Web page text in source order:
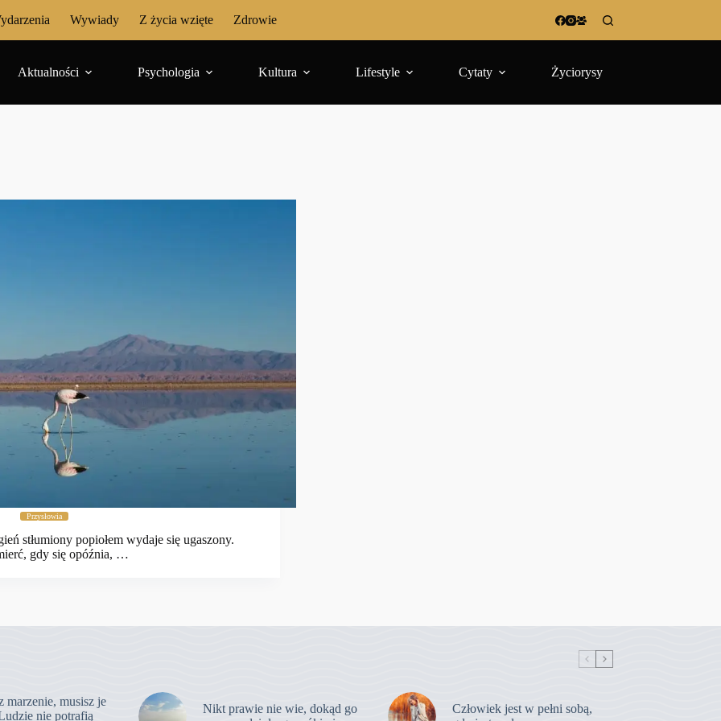
Wywiady Z życia wzięte Zdrowie
Aktualności Psychologia Kultura Lifestyle Cytaty Życiorysy
Przysłowia
stłumiony popiołem wydaje się ugaszony.
gdy się opóźnia, …
marzenie, musisz je
nie potrafią
Nikt prawie nie wie, dokąd go
Człowiek jest w pełni sobą,